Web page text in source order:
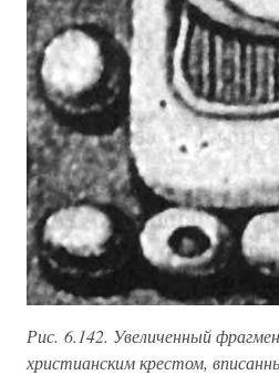
Рис. 6.142. Увеличенный
христианским крестом,